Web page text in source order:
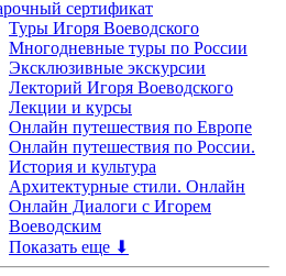
сертификат
Туры Игоря Воеводского
Многодневные туры по России
Эксклюзивные экскурсии
Лекторий Игоря Воеводского
Лекции и курсы
Онлайн путешествия по Европе
Онлайн путешествия по России.
История и культура
Архитектурные стили. Онлайн
Онлайн Диалоги с Игорем
Воеводским
Показать еще ⬇